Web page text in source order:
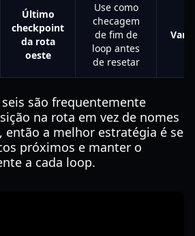
Último
checkpoint
da rota
oeste
Use como
checagem
de fim de
loop antes
de resetar
Varia
são frequentemente
na rota em vez de nomes
então a melhor estratégia é se
próximos e manter o
a cada loop.